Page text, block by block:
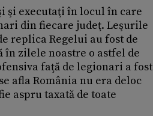
şi executaţi în locul în care
din fiecare judeţ. Leşurile
replica Regelui au fost de
zilele noastre o astfel de
faţă de legionari a fost
afla România nu era deloc
aspru taxată de toate